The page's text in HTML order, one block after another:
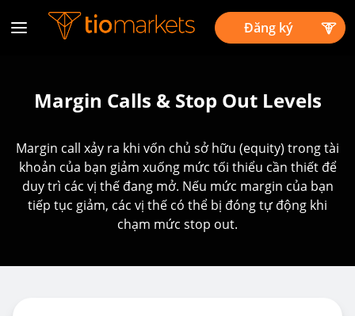
Đăng ký
Margin Calls & Stop Out Levels
Margin call xảy ra khi vốn chủ sở hữu (equity) trong tài
khoản của bạn giảm xuống mức tối thiểu cần thiết để
duy trì các vị thế đang mở. Nếu mức margin của bạn
tiếp tục giảm, các vị thế có thể bị đóng tự động khi
chạm mức stop out.